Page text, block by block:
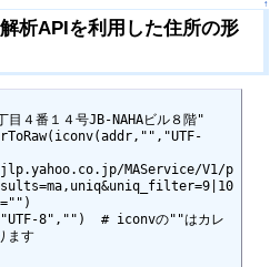
↑
析APIを利用した住所の形
４番１４号JB-NAHAビル８階"
MAService/V1/p
8","")  # iconvの""はカレ
ます